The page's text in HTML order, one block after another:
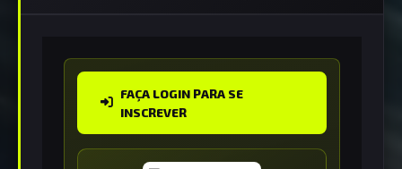
FAÇA LOGIN PARA SE
INSCREVER